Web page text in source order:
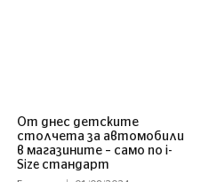
От днес детските
столчета за автомобили
в магазините – само по i-
Size стандарт